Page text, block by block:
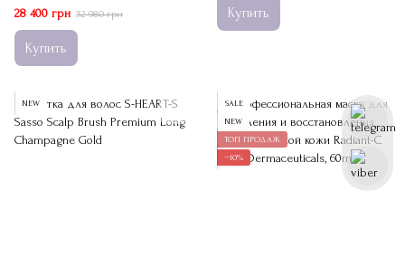
28 400 грн 32 980 грн
Купить
Купить
NEW
SALE
NEW
ТОП ПРОДАЖ
−10%